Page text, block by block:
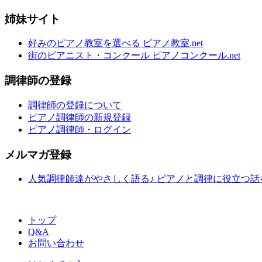
姉妹サイト
好みのピアノ教室を選べる ピアノ教室.net
街のピアニスト・コンクール ピアノコンクール.net
調律師の登録
調律師の登録について
ピアノ調律師の新規登録
ピアノ調律師・ログイン
メルマガ登録
人気調律師達がやさしく語る♪ ピアノと調律に役立つ話
トップ
Q&A
お問い合わせ